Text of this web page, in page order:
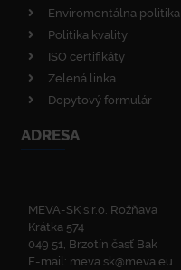
Enviromentálna politika
Politika kvality
ISO certifikáty
Zelená linka
Dopytový formulár
ADRESA
MEVA-SK s.r.o. Rožňava
Krátka 574
049 51, Brzotín časť Bak
E-mail: meva.sk@meva.eu